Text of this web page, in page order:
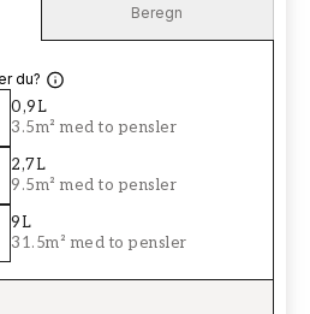
Beregn
du?
0,9L
3.5m² med to pensler
2,7L
9.5m² med to pensler
9L
31.5m² med to pensler